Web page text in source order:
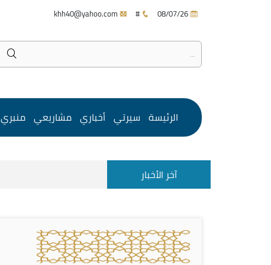
#
الرئيسة سيرتي أخباري مشاريعي منبري
آخر الأخبار